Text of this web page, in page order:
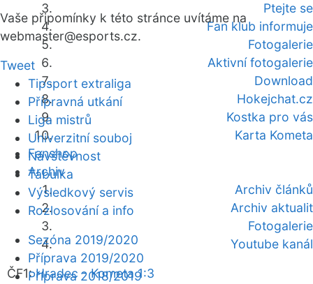
Ptejte se
Fan klub informuje
Fotogalerie
Aktivní fotogalerie
Download
Hokejchat.cz
Kostka pro vás
Karta Kometa
Fanshop
Archiv
Archiv článků
Archiv aktualit
Fotogalerie
Youtube kanál
ČF1:Hradec - Kometa 1:3
Vaše připomínky k této stránce uvítáme na
webmaster@esports.cz.
Tweet
Tipsport extraliga
Přípravná utkání
Liga mistrů
Univerzitní souboj
Návštěvnost
Tabulka
Výsledkový servis
Rozlosování a info
Sezóna 2019/2020
Příprava 2019/2020
Příprava 2018/2019